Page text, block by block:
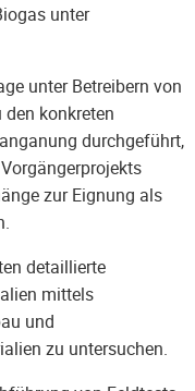
unter
unter Betreibern von
konkreten
durchgeführt,
zur Eignung als
detaillierte
mittels
und
zu untersuchen.